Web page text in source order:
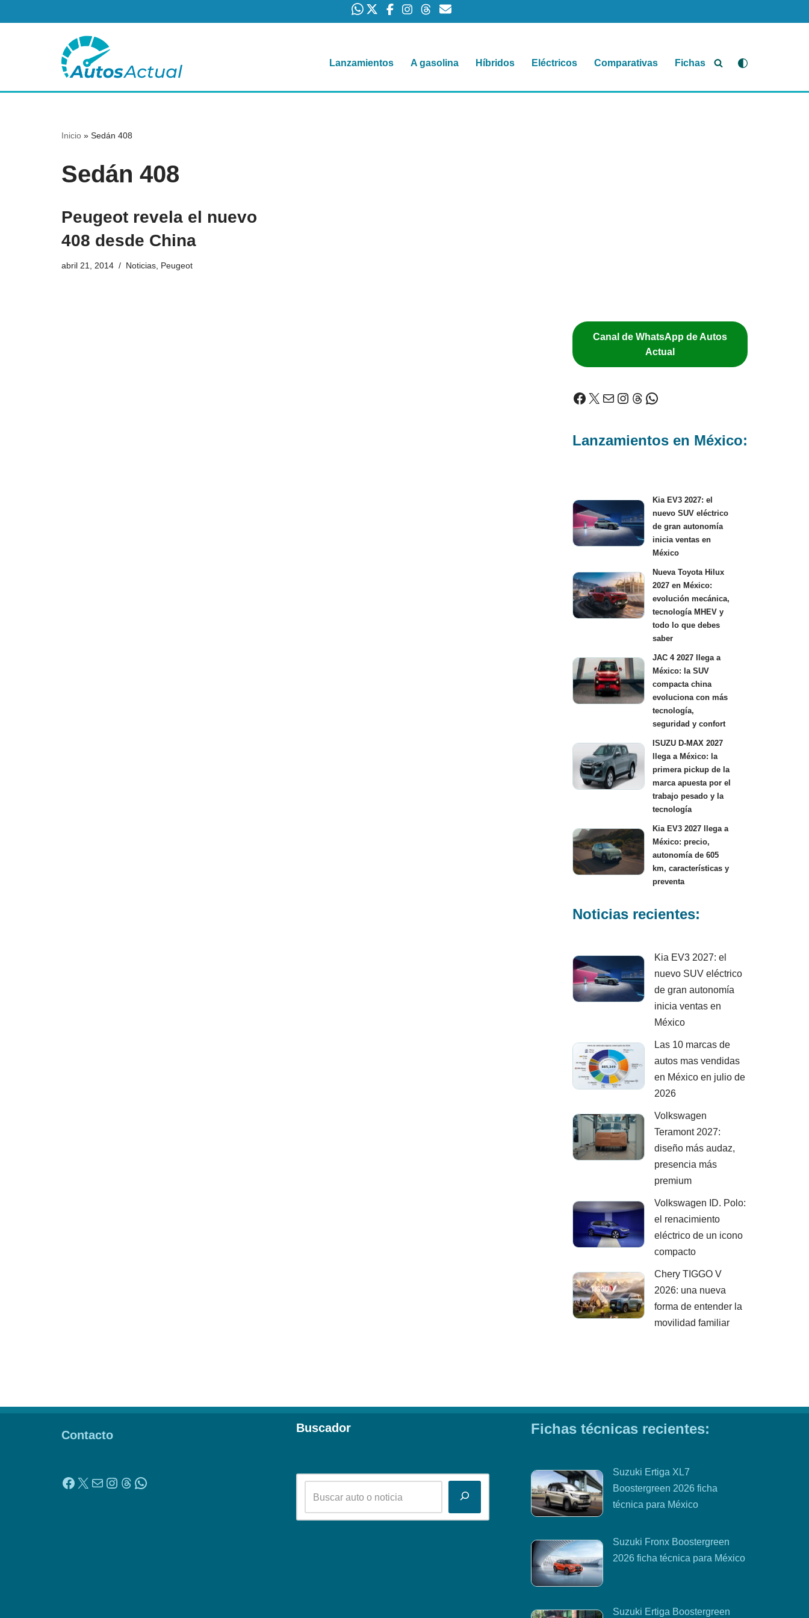
contenido
Lanzamientos A gasolina Híbridos Eléctricos Comparativas Fichas
Inicio » Sedán 408
Sedán 408
Peugeot revela el nuevo
408 desde China
abril 21, 2014 Noticias, Peugeot
Canal de WhatsApp de Autos
Actual
Lanzamientos en México:
Kia EV3 2027: el
nuevo SUV eléctrico
de gran autonomía
inicia ventas en
México
Nueva Toyota Hilux
2027 en México:
evolución mecánica,
tecnología MHEV y
todo lo que debes
saber
JAC 4 2027 llega a
México: la SUV
compacta china
evoluciona con más
tecnología,
seguridad y confort
ISUZU D-MAX 2027
llega a México: la
primera pickup de la
marca apuesta por el
trabajo pesado y la
tecnología
Kia EV3 2027 llega a
México: precio,
autonomía de 605
km, características y
preventa
Noticias recientes:
Kia EV3 2027: el
nuevo SUV eléctrico
de gran autonomía
inicia ventas en
México
Las 10 marcas de
autos mas vendidas
en México en julio de
2026
Volkswagen
Teramont 2027:
diseño más audaz,
presencia más
premium
Volkswagen ID. Polo:
el renacimiento
eléctrico de un icono
compacto
Chery TIGGO V
2026: una nueva
forma de entender la
movilidad familiar
Contacto
Buscador Fichas técnicas recientes:
Suzuki Ertiga XL7
Boostergreen 2026 ficha
técnica para México
Suzuki Fronx Boostergreen
2026 ficha técnica para México
Suzuki Ertiga Boostergreen